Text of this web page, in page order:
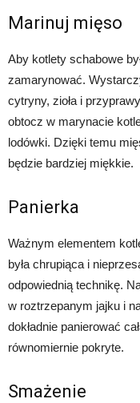
Marinuj mięso
Aby kotlety schabowe
zamarynować.
cytryny, zioła i
obtocz w marynacie
lodówki. Dzięki temu
będzie bardziej miękkie.
Panierka
Ważnym elementem
była chrupiąca i
odpowiednią technikę.
w roztrzepanym jajku i
dokładnie panierować
równomiernie pokryte.
Smażenie